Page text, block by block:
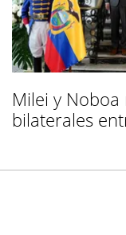
Milei y
bilaterales